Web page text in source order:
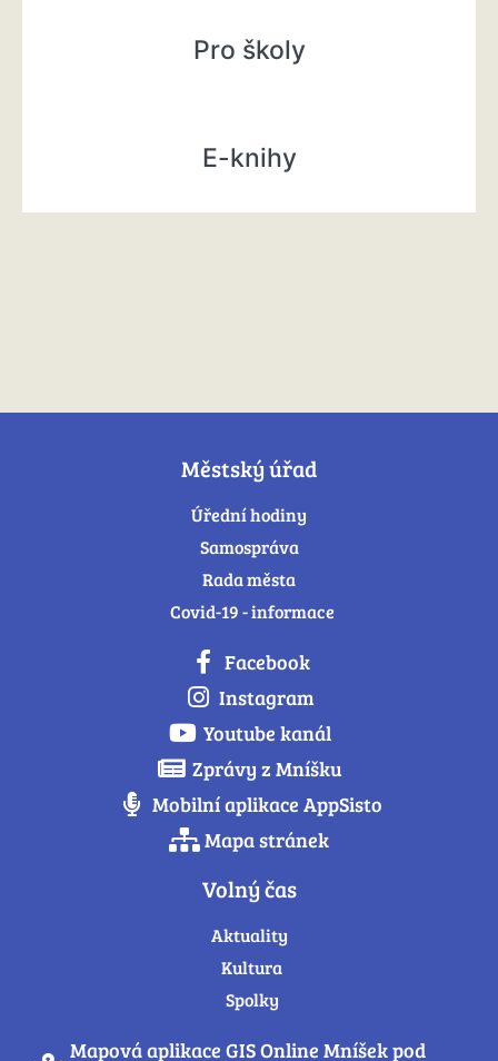
Pro školy
E-knihy
Městský úřad
Úřední hodiny
Samospráva
Rada města
Covid-19 - informace
Facebook
Instagram
Youtube kanál
Zprávy z Mníšku
Mobilní aplikace AppSisto
Mapa stránek
Volný čas
Aktuality
Kultura
Spolky
Mapová aplikace GIS Online Mníšek pod